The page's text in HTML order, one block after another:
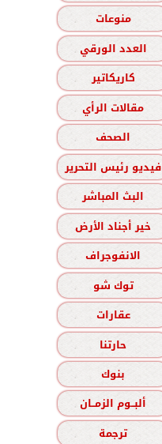
منوعات
العدد الورقي
كاريكاتير
مقالات الرأي
الصحف
فيديو رئيس التحرير
البث المباشر
خير أجناد الأرض
الانفوجراف
توك شو
عقارات
حارتنا
بنوك
ألبــوم الزمــان
ترجمة